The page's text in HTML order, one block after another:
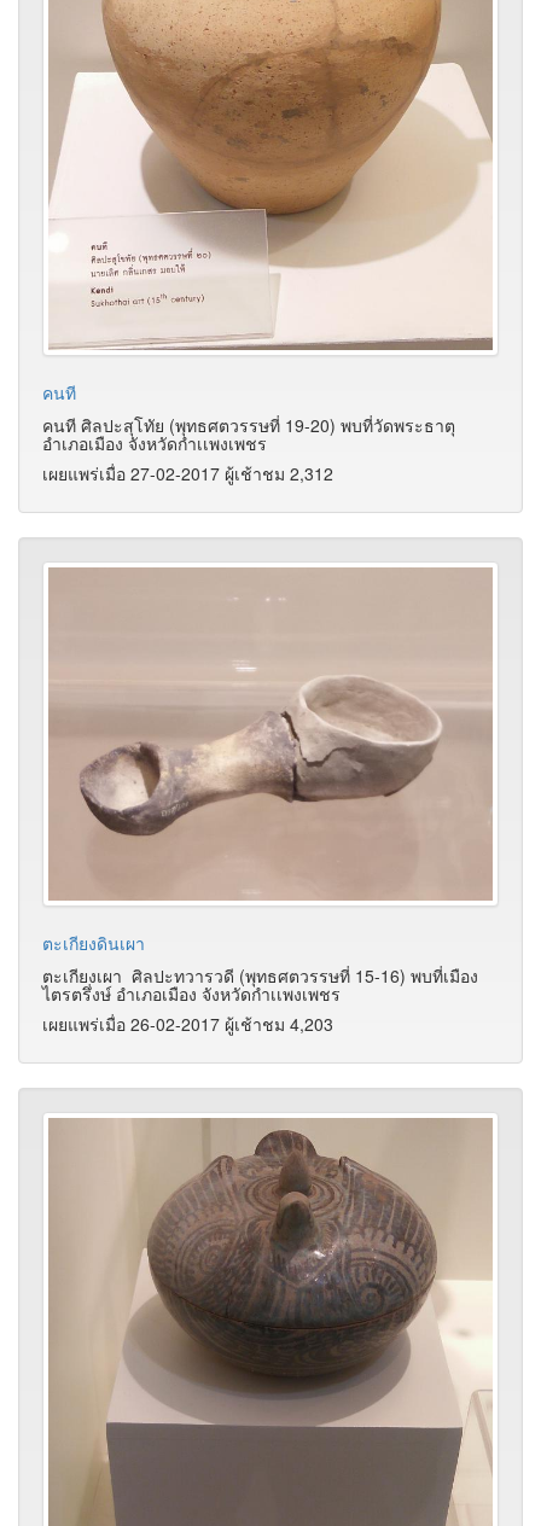
คนที
คนที ศิลปะสุโทัย (พุทธศตวรรษที่ 19-20) พบที่วัดพระธาตุ
อำเภอเมือง จังหวัดกำเเพงเพชร
เผยแพร่เมื่อ 27-02-2017 ผู้เช้าชม 2,312
ตะเกียงดินเผา
ตะเกียงเผา ศิลปะทวารวดี (พุทธศตวรรษที่ 15-16) พบที่เมือง
ไตรตรึ่งษ์ อำเภอเมือง จังหวัดกำเเพงเพชร
เผยแพร่เมื่อ 26-02-2017 ผู้เช้าชม 4,203